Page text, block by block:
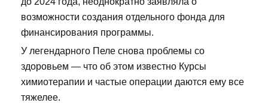
возможности создания отдельного фонда для
финансирования программы.
У легендарного Пеле снова проблемы со
здоровьем — что об этом известно Курсы
химиотерапии и частые операции даются ему все
тяжелее.